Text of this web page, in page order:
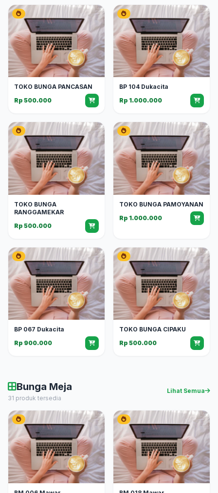
TOKO BUNGA PANCASAN
Rp 500.000
BP 104 Dukacita
Rp 1.000.000
TOKO BUNGA
RANGGAMEKAR
Rp 500.000
TOKO BUNGA PAMOYANAN
Rp 1.000.000
BP 067 Dukacita
Rp 900.000
TOKO BUNGA CIPAKU
Rp 500.000
Bunga Meja
31 produk tersedia
Lihat Semua